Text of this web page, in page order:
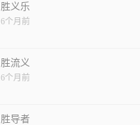
胜义乐
6个月前
胜流义
6个月前
胜导者